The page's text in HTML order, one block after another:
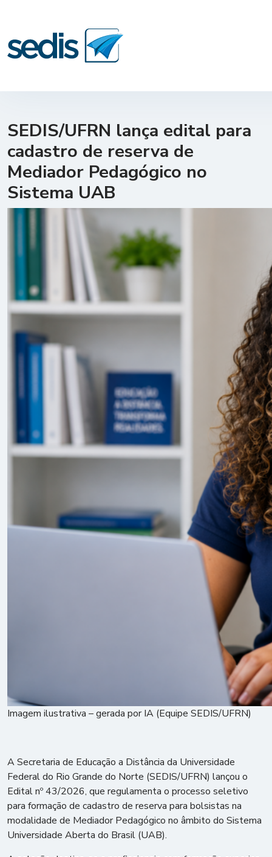
SEDIS/UFRN lança edital para
cadastro de reserva de
Mediador Pedagógico no
Sistema UAB
Imagem ilustrativa – gerada por IA (Equipe SEDIS/UFRN)
A Secretaria de Educação a Distância da Universidade
Federal do Rio Grande do Norte (SEDIS/UFRN) lançou o
Edital nº 43/2026, que regulamenta o processo seletivo
para formação de cadastro de reserva para bolsistas na
modalidade de Mediador Pedagógico no âmbito do Sistema
Universidade Aberta do Brasil (UAB).